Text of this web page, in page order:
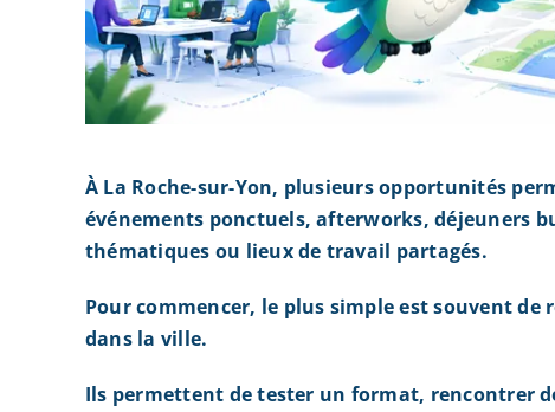
À La Roche-sur-Yon, plusieurs opportunités
événements ponctuels, afterworks, déjeuners
thématiques ou lieux de travail partagés.
Pour commencer, le plus simple est souvent de
dans la ville.
Ils permettent de tester un format, rencontrer